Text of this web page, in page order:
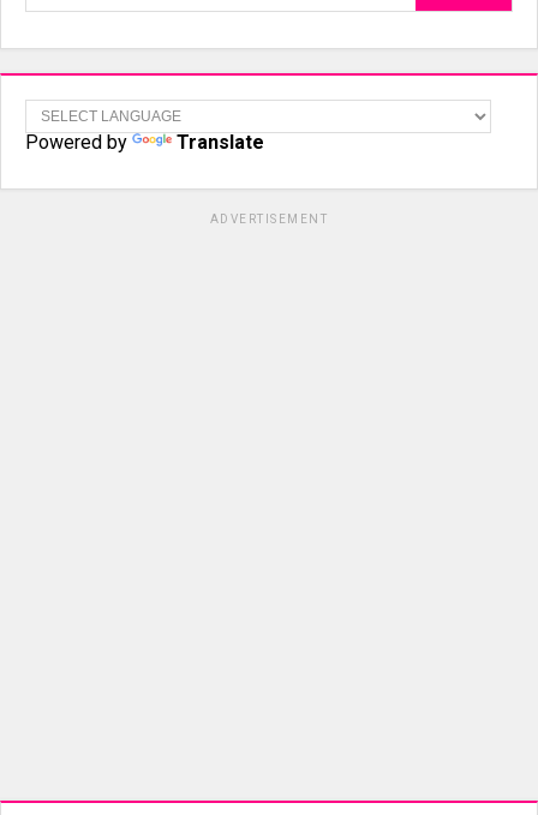
Powered by Translate
ADVERTISEMENT